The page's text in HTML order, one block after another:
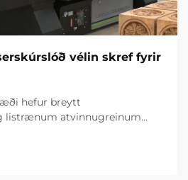
vélin skref fyrir
hefur breytt
listrænum atvinnugreinum
vinna efni. Graverunartæki
til að búa til nákvæmar